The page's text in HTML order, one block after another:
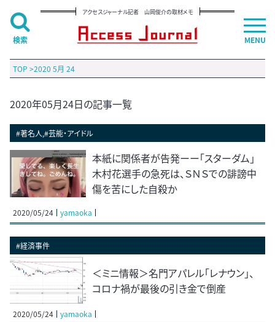
アクセスジャーナル記者 山岡俊介の取材メモ
TOP >2020 5月 24
2020年05月24日の記事一覧
#著名人,#芸能・アイドル
本紙に関係者が告発ーー「スターダム」
木村花選手の急死は、ＳＮＳでの誹謗中
傷を苦にした自殺か
2020/05/24 yamaoka
#経済事件
＜ミニ情報＞名門アパレル「レナウン」、
コロナ禍が最後の引き金で倒産
2020/05/24 yamaoka
MENU
検索